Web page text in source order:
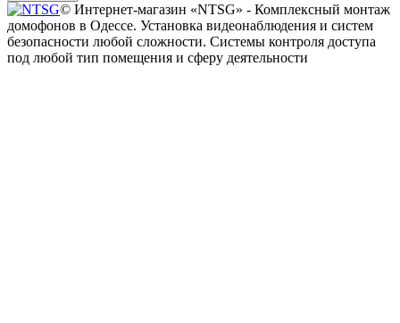
© Интернет-магазин «NTSG» - Комплексный монтаж
домофонов в Одессе. Установка видеонаблюдения и систем
безопасности любой сложности. Системы контроля доступа
под любой тип помещения и сферу деятельности